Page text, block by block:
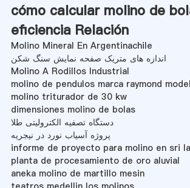
cómo calcular molino de
eficiencia Relación
Molino Mineral En Argentinachile
اندازه های متریک صفحه نمایش سنگ شکن
Molino A Rodillos Industrial
molino de pendulos marca raymond
molino triturador de 30 kw
dimensiones molino de bolas
دستگاه تصفیه الکترولیتی طلا
پروژه آسیاب نورد در نیجریه
informe de proyecto para molino en sri
planta de procesamiento de oro aluvial
aneka molino de martillo mesin